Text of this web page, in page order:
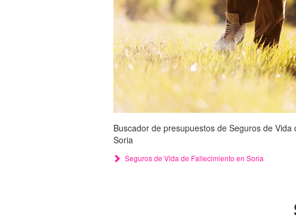
Buscador de presupuestos de Seguros de
Soria
Seguros de Vida de Fallecimiento en Soria